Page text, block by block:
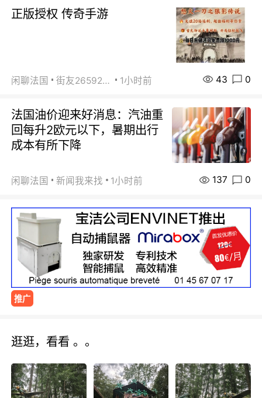
正版授权 传奇手游
闲聊法国 街友26592800 1小时前 43 0
法国油价迎来好消息：汽油重
回每升2欧元以下，暑期出行
成本有所下降
闲聊法国 新闻我来找 1小时前 137 0
推广
逛逛，看看 。。